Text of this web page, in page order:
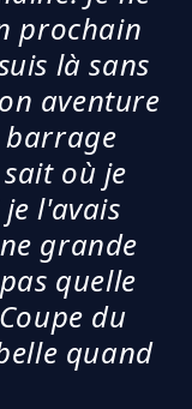
prochain
là sans
aventure
barrage
où je
l'avais
grande
quelle
du
quand